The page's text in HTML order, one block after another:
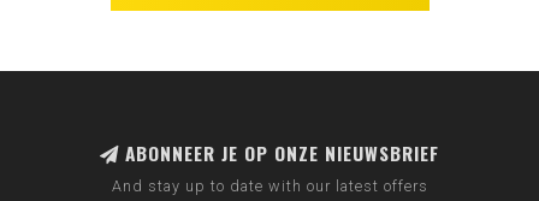
ABONNEER JE OP ONZE NIEUWSBRIEF
And stay up to date with our latest offers